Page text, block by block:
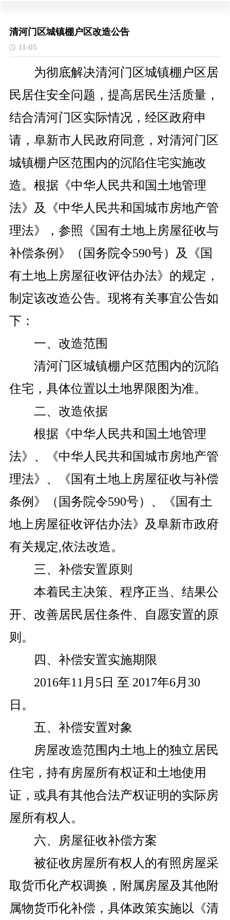
清河门区城镇棚户区改造公告
11-05
为彻底解决清河门区城镇棚户区居
民居住安全问题，提高居民生活质量，
结合清河门区实际情况，经区政府申
请，阜新市人民政府同意，对清河门区
城镇棚户区范围内的沉陷住宅实施改
造。根据《中华人民共和国土地管理
法》及
《中华人民共和国城市房地产管
理法》，参照《国有土地上房屋征收与
补偿条例》（国务院令590号）及《国
有土地上房屋征收评估办法》的规定，
制定该改造公告。现将有关事宜公告如
下：
一、改造范围
清河门区城镇棚户区范围内的沉陷
住宅，具体位置以土地界限图为准。
二、改造依据
根据《中华人民共和国土地管理
法》、《中华人民共和国城市房地产管
理法》、
《国有土地上房屋征收与补偿
条例》（国务院令590号）、《国有土
地上房屋征收评估办法》及阜新市政府
有关规定,依法改造。
三、补偿安置原则
本着民主决策、程序正当、结果公
开、改善居民居住条件、自愿安置的原
则。
四、补偿安置实施期限
2016年11月5日 至 2017年6月30
日。
五、补偿安置对象
房屋改造范围内土地上的独立居民
住宅，持有房屋所有权证和土地使用
证，或具有其他合法产权证明的实际房
屋所有权人。
六、房屋征收补偿方案
被征收房屋所有权人的有照房屋采
取货币化产权调换，附属房屋及其他附
属物货币化补偿，具体政策实施以《清